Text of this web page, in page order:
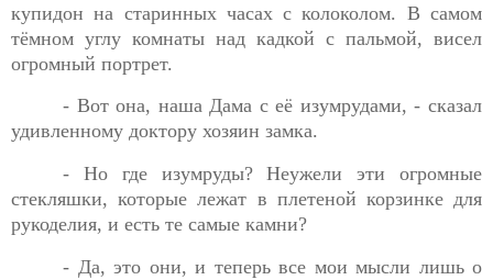
купидон на старинных часах с колоколом. В самом
тёмном углу комнаты над кадкой с пальмой, висел
огромный портрет.
- Вот она, наша Дама с её изумрудами, - сказал
удивленному доктору хозяин замка.
- Но где изумруды? Неужели эти огромные
стекляшки,которые лежат в плетеной корзинке для
рукоделия, и есть те самые камни?
- Да, это они, и теперь все мои мысли лишь о